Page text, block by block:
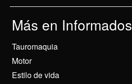
Más en Informados
Tauromaquia
Motor
Estilo de vida